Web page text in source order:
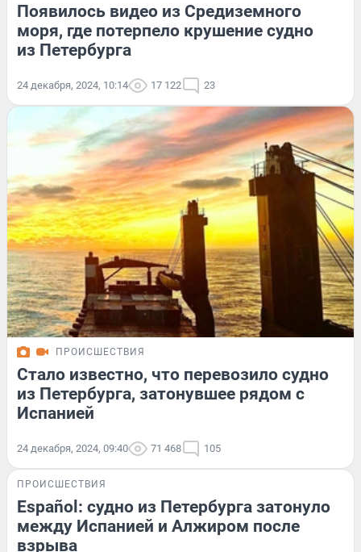
Появилось видео из Средиземного
моря, где потерпело крушение судно
из Петербурга
24 декабря, 2024, 10:14 17 122 23
ПРОИСШЕСТВИЯ
Стало известно, что перевозило судно
из Петербурга, затонувшее рядом с
Испанией
24 декабря, 2024, 09:40 71 468 105
ПРОИСШЕСТВИЯ
Español: судно из Петербурга затонуло
между Испанией и Алжиром после
взрыва